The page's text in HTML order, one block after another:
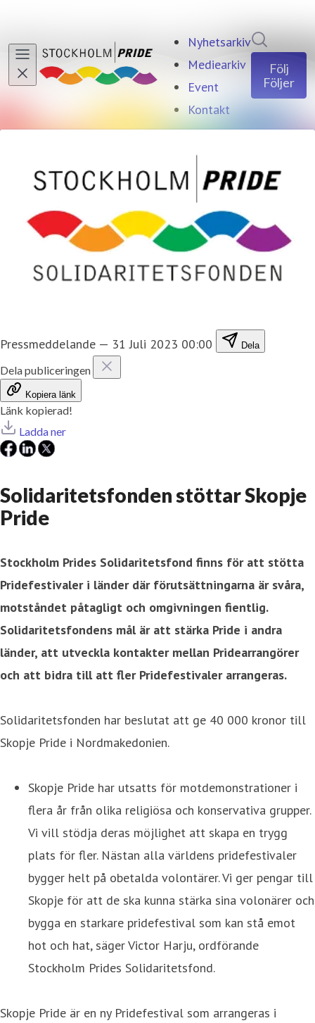
Nyhetsarkiv
Mediearkiv
Event
Kontakt
Följ
Följer
Pressmeddelande — 31 Juli 2023 00:00 Dela
Dela publiceringen
Kopiera länk
Länk kopierad!
Ladda ner
Solidaritetsfonden stöttar Skopje
Pride
Stockholm Prides Solidaritetsfond finns för att stötta
Pridefestivaler i länder där förutsättningarna är svåra,
motståndet påtagligt och omgivningen fientlig.
Solidaritetsfondens mål är att stärka Pride i andra
länder, att utveckla kontakter mellan Pridearrangörer
och att bidra till att fler Pridefestivaler arrangeras.
Solidaritetsfonden har beslutat att ge 40 000 kronor till
Skopje Pride i Nordmakedonien.
Skopje Pride har utsatts för motdemonstrationer i
flera år från olika religiösa och konservativa grupper.
Vi vill stödja deras möjlighet att skapa en trygg
plats för fler. Nästan alla världens pridefestivaler
bygger helt på obetalda volontärer. Vi ger pengar till
Skopje för att de ska kunna stärka sina volonärer och
bygga en starkare pridefestival som kan stå emot
hot och hat, säger Victor Harju, ordförande
Stockholm Prides Solidaritetsfond.
Skopje Pride är en ny Pridefestival som arrangeras i